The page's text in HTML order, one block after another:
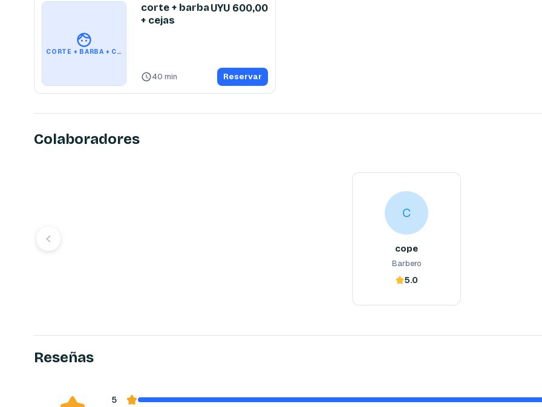
CORTE + BARBA + CEJAS
corte + barba
+ cejas
UYU 600,00
40 min Reservar
Colaboradores
C
cope
Barbero
5.0
Barbero
Reseñas
5